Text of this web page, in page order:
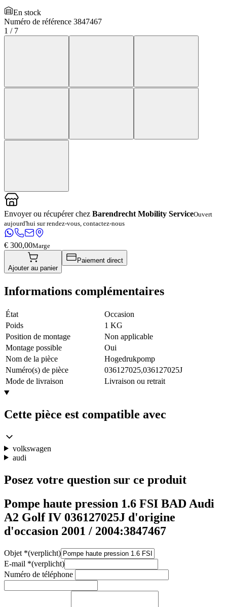
En stock
Numéro de référence 3847467
1 / 7
Envoyer ou récupérer chez Barendrecht Mobility ServiceOuvert
aujourd'hui sur rendez-vous, contactez-nous
€ 300,00Marge
Ajouter au panier
Paiement direct
Informations complémentaires
État
Occasion
Poids
1 KG
Position de montage
Non applicable
Montage possible
Oui
Nom de la pièce
Hogedrukpomp
Numéro(s) de pièce
036127025,036127025J
Mode de livraison
Livraison ou retrait
Cette pièce est compatible avec
volkswagen
audi
Posez votre question sur ce produit
Pompe haute pression 1.6 FSI BAD Audi
A2 Golf IV 036127025J d'origine
d'occasion 2001 / 2004:3847467
Objet *(verplicht)
E-mail *(verplicht)
Numéro de téléphone